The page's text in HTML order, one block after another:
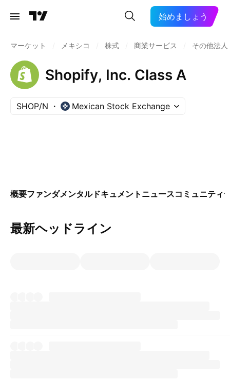
始めましょう
マーケット メキシコ 株式 商業サービス その他法
Shopify, Inc. Class A
SHOP/N Mexican Stock Exchange
概要ファンダメンタルドキュメント ニュースコミュニティ
最新ヘッドライン